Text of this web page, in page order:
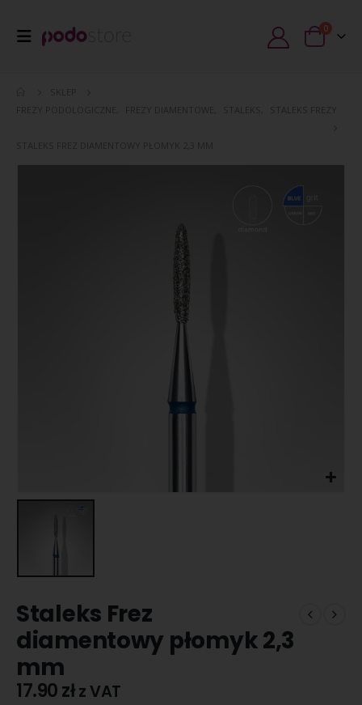
0
Staleks Frez
diamentowy płomyk 2,3
mm
17.90zł z VAT